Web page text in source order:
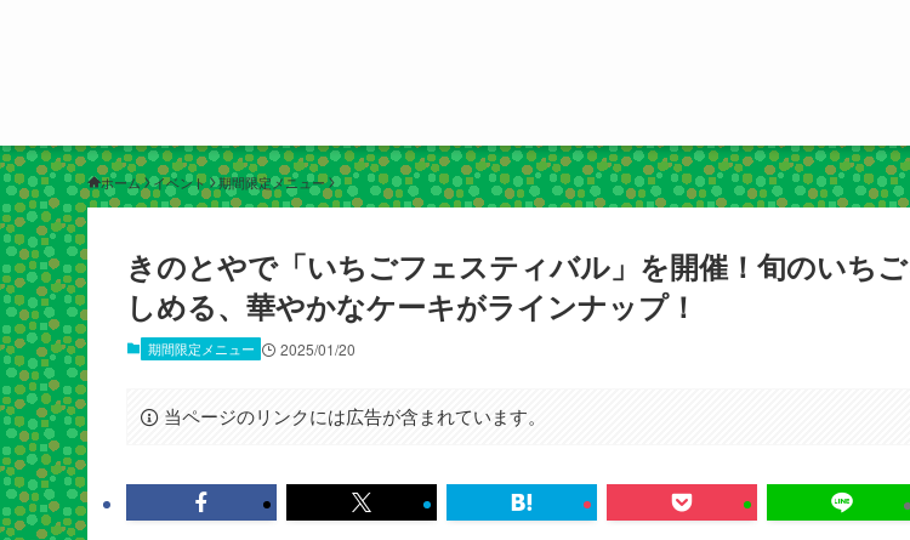
ホーム イベント 期間限定メニュー
きのとやで「いちごフェスティバル」を開催！旬のいち
しめる、華やかなケーキがラインナップ！
期間限定メニュー 2025/01/20
当ページのリンクには広告が含まれています。